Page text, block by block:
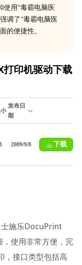
使用“毒霸电脑医
调了“毒霸电脑医
的便捷性。
印机驱动下载
发布日
期
2009/9/8 下载
施乐DocuPrint
使用非常方便，完
，接口类型包括高